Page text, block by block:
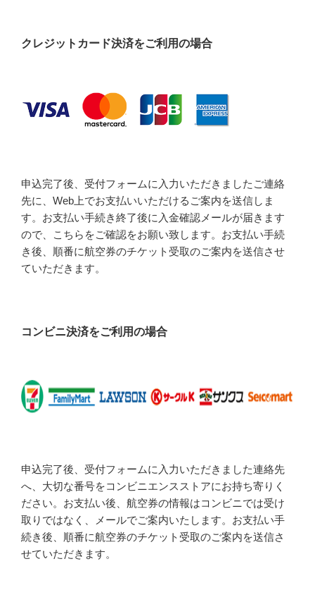
クレジットカード決済をご利用の場合
申込完了後、受付フォームに入力いただきましたご連絡
先に、Web上でお支払いいただけるご案内を送信しま
す。お支払い手続き終了後に入金確認メールが届きます
ので、こちらをご確認をお願い致します。お支払い手続
き後、順番に航空券のチケット受取のご案内を送信させ
ていただきます。
コンビニ決済をご利用の場合
申込完了後、受付フォームに入力いただきました連絡先
へ、大切な番号をコンビニエンスストアにお持ち寄りく
ださい。お支払い後、航空券の情報はコンビニでは受け
取りではなく、メールでご案内いたします。お支払い手
続き後、順番に航空券のチケット受取のご案内を送信さ
せていただきます。